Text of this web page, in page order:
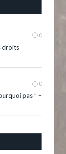
0
droits
0
pas ” –